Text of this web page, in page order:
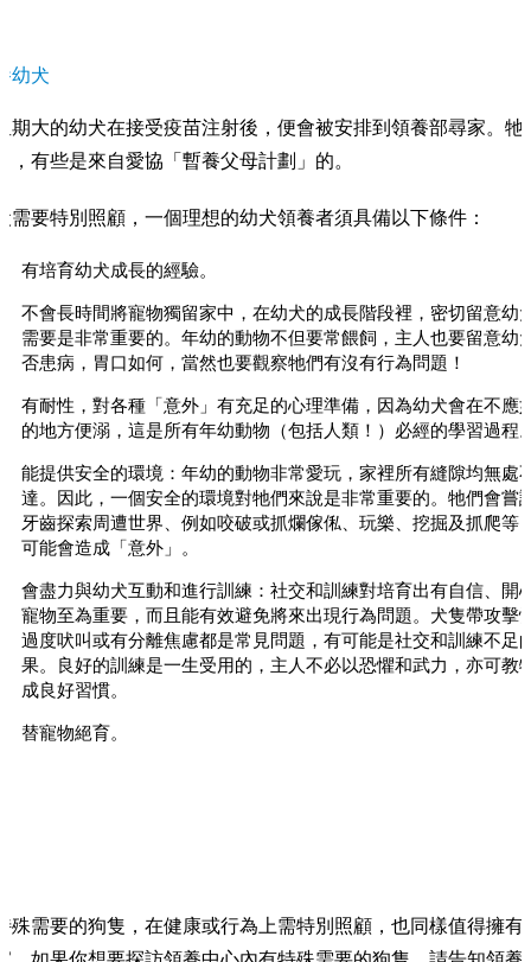
幼犬
期大的幼犬在接受疫苗注射後，便會被安排到領養部尋家。牠
，有些是來自愛協「暫養父母計劃」的。
需要特別照顧，一個理想的幼犬領養者須具備以下條件：
有培育幼犬成長的經驗。
不會長時間將寵物獨留家中，在幼犬的成長階段裡，密切留意幼
需要是非常重要的。年幼的動物不但要常餵飼，主人也要留意幼
否患病，胃口如何，當然也要觀察牠們有沒有行為問題！
有耐性，對各種「意外」有充足的心理準備，因為幼犬會在不應
的地方便溺，這是所有年幼動物（包括人類！）必經的學習過程
能提供安全的環境：年幼的動物非常愛玩，家裡所有縫隙均無處
達。因此，一個安全的環境對牠們來說是非常重要的。牠們會嘗
牙齒探索周遭世界、例如咬破或抓爛傢俬、玩樂、挖掘及抓爬等
可能會造成「意外」。
會盡力與幼犬互動和進行訓練：社交和訓練對培育出有自信、開
寵物至為重要，而且能有效避免將來出現行為問題。犬隻帶攻擊
過度吠叫或有分離焦慮都是常見問題，有可能是社交和訓練不足
果。良好的訓練是一生受用的，主人不必以恐懼和武力，亦可教
成良好習慣。
替寵物絕育。
殊需要的狗隻，在健康或行為上需特別照顧，也同樣值得擁有